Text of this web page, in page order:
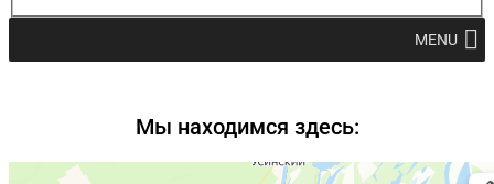
MENU
Мы находимся здесь: